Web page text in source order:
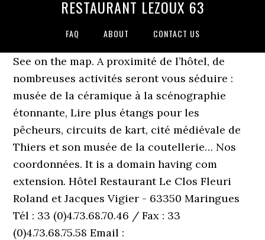
RESTAURANT LEZOUX 63
FAQ ABOUT CONTACT US
See on the map. A proximité de l’hôtel, de
nombreuses activités seront vous séduire :
musée de la céramique à la scénographie
étonnante, Lire plus étangs pour les
pêcheurs, circuits de kart, cité médiévale de
Thiers et son musée de la coutellerie… Nos
coordonnées. It is a domain having com
extension. Hôtel Restaurant Le Clos Fleuri
Roland et Jacques Vigier - 63350 Maringues
Tél : 33 (0)4.73.68.70.46 / Fax : 33
(0)4.73.68.75.58 Email :